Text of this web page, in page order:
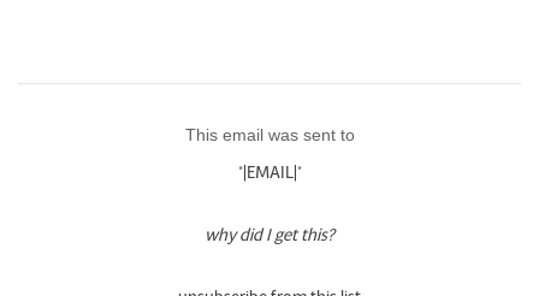
This email was sent to
*|EMAIL|*
why did I get this?